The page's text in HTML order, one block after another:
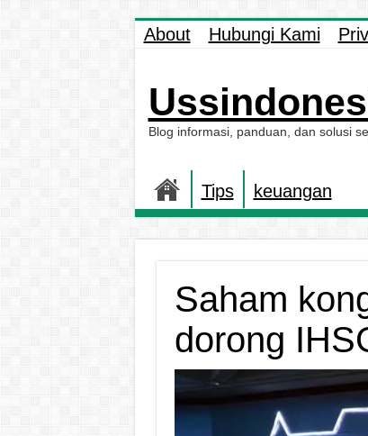
About Hubungi Kami
Blog informasi, panduan, dan solusi
Tips keuangan
Saham
dorong